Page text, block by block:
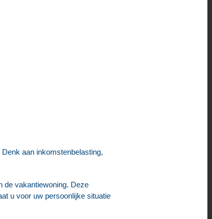
aan inkomstenbelasting,
de vakantiewoning. Deze
u voor uw persoonlijke situatie